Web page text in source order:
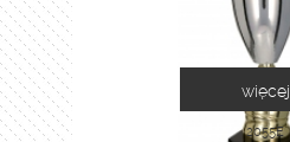
2055E
więcej